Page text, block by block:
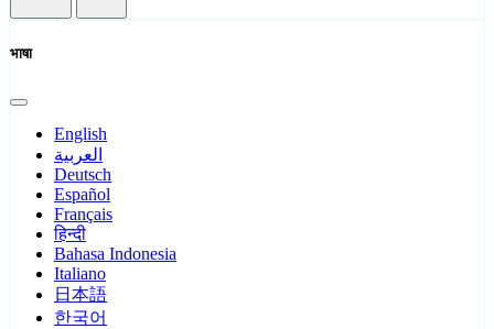
भाषा
English
العربية
Deutsch
Español
Français
हिन्दी
Bahasa Indonesia
Italiano
日本語
한국어